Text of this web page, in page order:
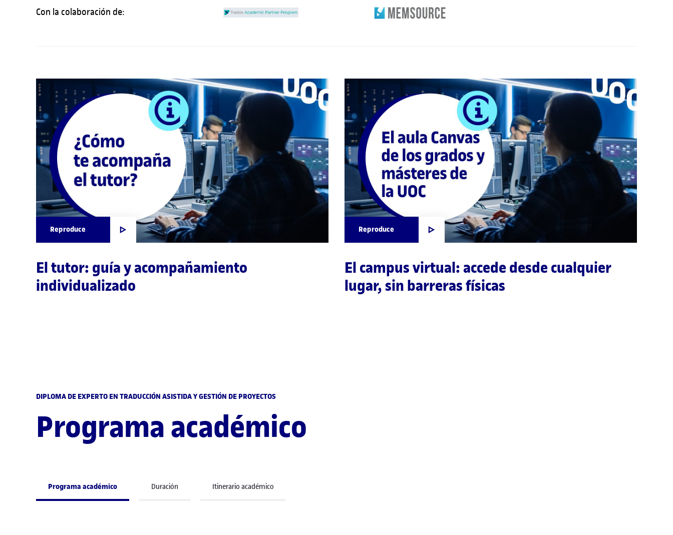
Con la colaboración de:
Reproduce
El tutor: guía y acompañamiento
individualizado
Reproduce
El campus virtual: accede desde cualquier
lugar, sin barreras físicas
DIPLOMA DE EXPERTO EN TRADUCCIÓN ASISTIDA Y GESTIÓN DE PROYECTOS
Programa académico
Programa académico Duración Itinerario académico